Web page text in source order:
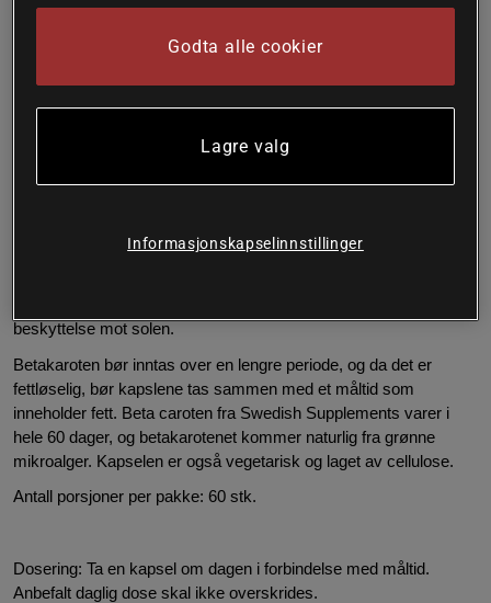
er et viktig stoff for kroppen. Betakaroten har en veldig nyttig
tilstrekkelig høy lagring kan dette føre til fargeendring i huden,
beskyttelse mot solen.
Betakaroten bør inntas over en lengre periode, og da det er
fettløselig, bør kapslene tas sammen med et måltid som
inneholder fett. Beta caroten fra Swedish Supplements varer i
hele 60 dager, og betakarotenet kommer naturlig fra grønne
mikroalger. Kapselen er også vegetarisk og laget av cellulose.
Antall porsjoner per pakke: 60 stk.
Dosering: Ta en kapsel om dagen i forbindelse med måltid.
Anbefalt daglig dose skal ikke overskrides.
Godta alle cookier
Lagre valg
Informasjonskapselinnstillinger